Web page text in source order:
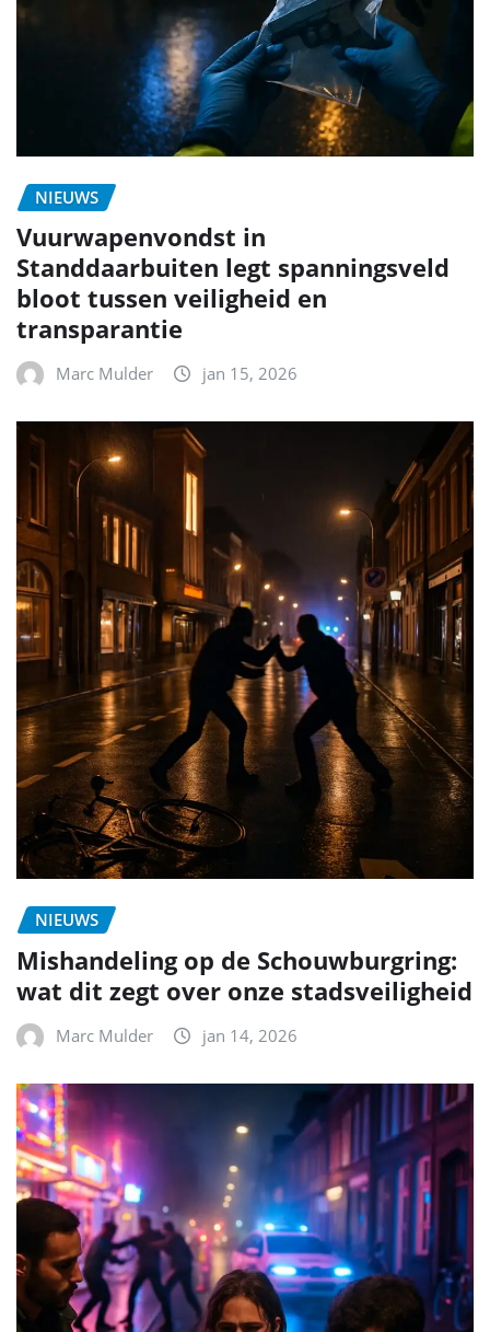
NIEUWS
Vuurwapenvondst in
Standdaarbuiten legt spanningsveld
bloot tussen veiligheid en
transparantie
Marc Mulder jan 15, 2026
NIEUWS
Mishandeling op de Schouwburgring:
wat dit zegt over onze stadsveiligheid
Marc Mulder jan 14, 2026